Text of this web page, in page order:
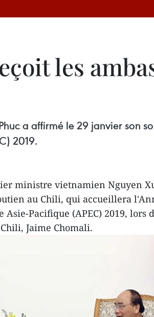
les
a affirmé le 29 janvier son
2019.
ministre vietnamien Nguyen
au Chili, qui accueillera
Pacifique (APEC) 2019, lors
Jaime Chomali.